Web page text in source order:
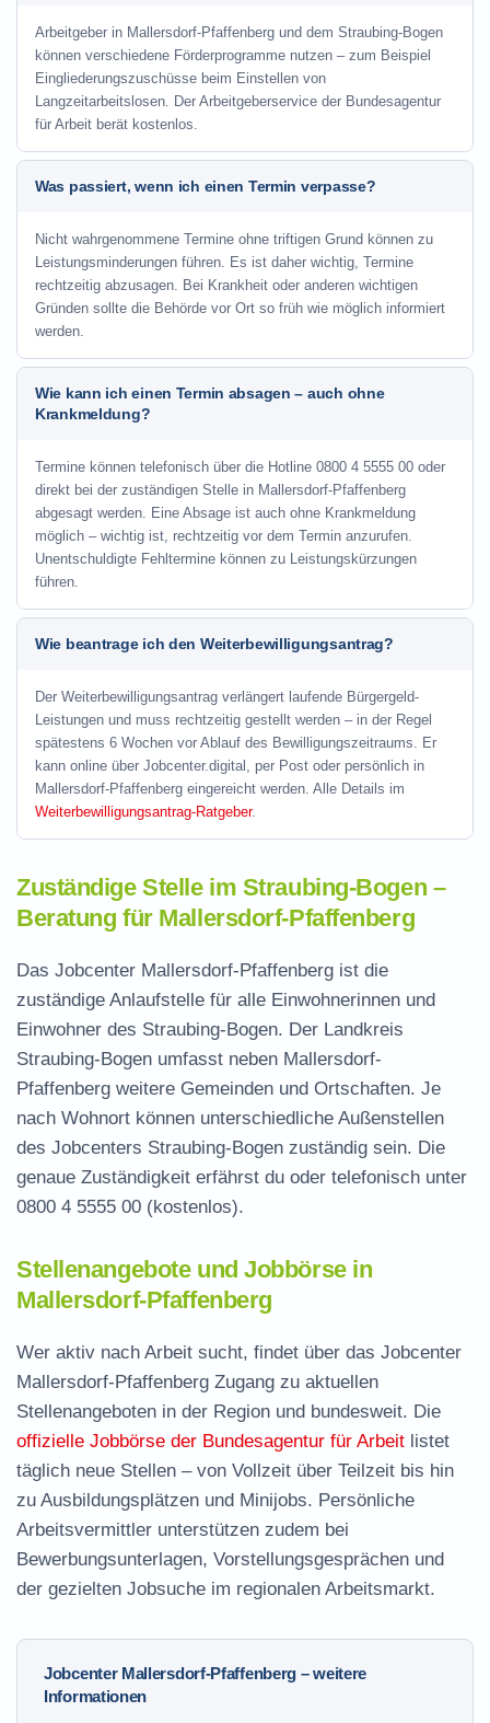
Arbeitgeber in Mallersdorf-Pfaffenberg und dem Straubing-Bogen
können verschiedene Förderprogramme nutzen – zum Beispiel
Eingliederungszuschüsse beim Einstellen von
Langzeitarbeitslosen. Der Arbeitgeberservice der Bundesagentur
für Arbeit berät kostenlos.
Was passiert, wenn ich einen Termin verpasse?
Nicht wahrgenommene Termine ohne triftigen Grund können zu
Leistungsminderungen führen. Es ist daher wichtig, Termine
rechtzeitig abzusagen. Bei Krankheit oder anderen wichtigen
Gründen sollte die Behörde vor Ort so früh wie möglich informiert
werden.
Wie kann ich einen Termin absagen – auch ohne
Krankmeldung?
Termine können telefonisch über die Hotline 0800 4 5555 00 oder
direkt bei der zuständigen Stelle in Mallersdorf-Pfaffenberg
abgesagt werden. Eine Absage ist auch ohne Krankmeldung
möglich – wichtig ist, rechtzeitig vor dem Termin anzurufen.
Unentschuldigte Fehltermine können zu Leistungskürzungen
führen.
Wie beantrage ich den Weiterbewilligungsantrag?
Der Weiterbewilligungsantrag verlängert laufende Bürgergeld-
Leistungen und muss rechtzeitig gestellt werden – in der Regel
spätestens 6 Wochen vor Ablauf des Bewilligungszeitraums. Er
kann online über Jobcenter.digital, per Post oder persönlich in
Mallersdorf-Pfaffenberg eingereicht werden. Alle Details im
Weiterbewilligungsantrag-Ratgeber.
Zuständige Stelle im Straubing-Bogen –
Beratung für Mallersdorf-Pfaffenberg
Das Jobcenter Mallersdorf-Pfaffenberg ist die
zuständige Anlaufstelle für alle Einwohnerinnen und
Einwohner des Straubing-Bogen. Der Landkreis
Straubing-Bogen umfasst neben Mallersdorf-
Pfaffenberg weitere Gemeinden und Ortschaften. Je
nach Wohnort können unterschiedliche Außenstellen
des Jobcenters Straubing-Bogen zuständig sein. Die
genaue Zuständigkeit erfährst du oder telefonisch unter
0800 4 5555 00 (kostenlos).
Stellenangebote und Jobbörse in
Mallersdorf-Pfaffenberg
Wer aktiv nach Arbeit sucht, findet über das Jobcenter
Mallersdorf-Pfaffenberg Zugang zu aktuellen
Stellenangeboten in der Region und bundesweit. Die
offizielle Jobbörse der Bundesagentur für Arbeit listet
täglich neue Stellen – von Vollzeit über Teilzeit bis hin
zu Ausbildungsplätzen und Minijobs. Persönliche
Arbeitsvermittler unterstützen zudem bei
Bewerbungsunterlagen, Vorstellungsgesprächen und
der gezielten Jobsuche im regionalen Arbeitsmarkt.
Jobcenter Mallersdorf-Pfaffenberg – weitere
Informationen